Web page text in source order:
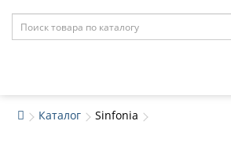
Каталог Sinfonia